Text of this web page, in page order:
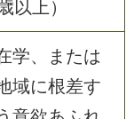
以上）
学、または
域に根差す